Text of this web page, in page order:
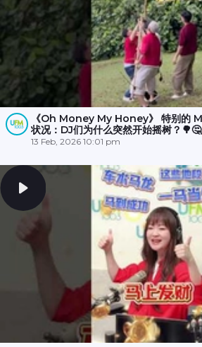
《Oh Money My Honey》 特别的
状况：DJ们为什么突然开始摇树？
💥，大家冒雨☔️努力了半小时才成功营
13 Feb, 2026 10:01 pm